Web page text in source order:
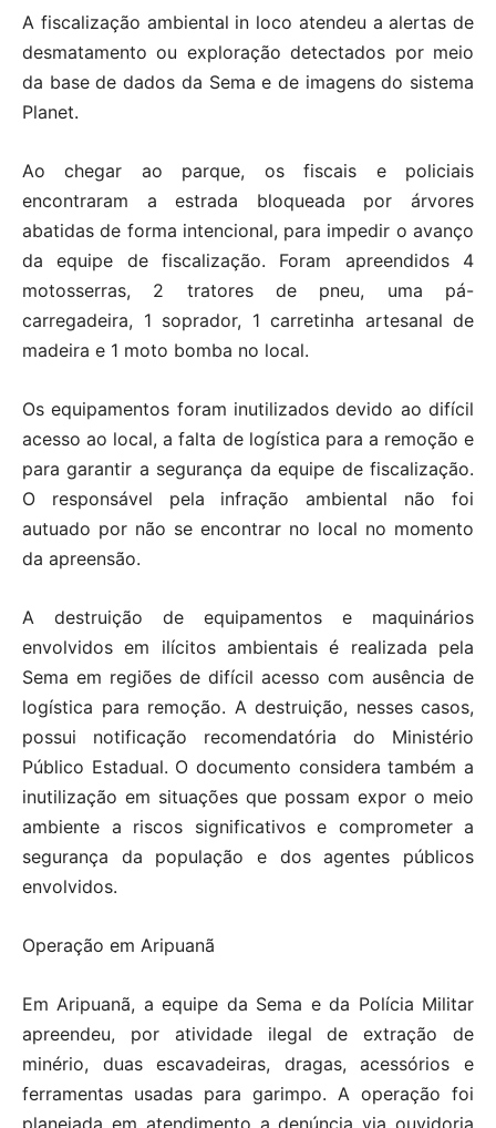
A fiscalização ambiental in loco atendeu a alertas de
desmatamento ou exploração detectados por meio
da base de dados da Sema e de imagens do sistema
Planet.
Ao chegar ao parque, os fiscais e policiais
encontraram a estrada bloqueada por árvores
abatidas de forma intencional, para impedir o avanço
da equipe de fiscalização. Foram apreendidos 4
motosserras, 2 tratores de pneu, uma pá-
carregadeira, 1 soprador, 1 carretinha artesanal de
madeira e 1 moto bomba no local.
Os equipamentos foram inutilizados devido ao difícil
acesso ao local, a falta de logística para a remoção e
para garantir a segurança da equipe de fiscalização.
O responsável pela infração ambiental não foi
autuado por não se encontrar no local no momento
da apreensão.
A destruição de equipamentos e maquinários
envolvidos em ilícitos ambientais é realizada pela
Sema em regiões de difícil acesso com ausência de
logística para remoção. A destruição, nesses casos,
possui notificação recomendatória do Ministério
Público Estadual. O documento considera também a
inutilização em situações que possam expor o meio
ambiente a riscos significativos e comprometer a
segurança da população e dos agentes públicos
envolvidos.
Operação em Aripuanã
Em Aripuanã, a equipe da Sema e da Polícia Militar
apreendeu, por atividade ilegal de extração de
minério, duas escavadeiras, dragas, acessórios e
ferramentas usadas para garimpo. A operação foi
planejada em atendimento a denúncia via ouvidoria